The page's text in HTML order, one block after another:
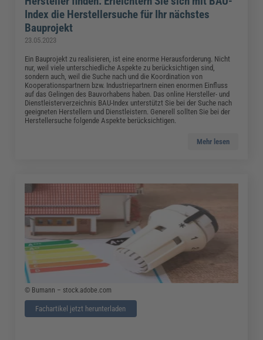
Index die Herstellersuche für Ihr nächstes
Bauprojekt
23.05.2023
Ein Bauprojekt zu realisieren, ist eine enorme Herausforderung. Nicht
nur, weil viele unterschiedliche Aspekte zu berücksichtigen sind,
sondern auch, weil die Suche nach und die Koordination von
Kooperationspartnern bzw. Industriepartnern einen enormen Einfluss
auf das Gelingen des Bauvorhabens haben. Das online Hersteller- und
Dienstleisterverzeichnis BAU-Index unterstützt Sie bei der Suche nach
geeigneten Herstellern und Dienstleistern. Generell sollten Sie bei der
Herstellersuche folgende Aspekte berücksichtigen.
Mehr lesen
© Bumann – stock.adobe.com
Fachartikel jetzt herunterladen